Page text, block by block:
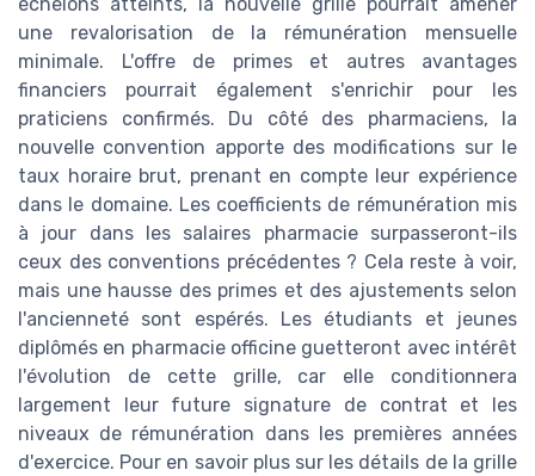
échelons atteints, la nouvelle grille pourrait amener
une revalorisation de la rémunération mensuelle
minimale. L'offre de primes et autres avantages
financiers pourrait également s'enrichir pour les
praticiens confirmés. Du côté des pharmaciens, la
nouvelle convention apporte des modifications sur le
taux horaire brut, prenant en compte leur expérience
dans le domaine. Les coefficients de rémunération mis
à jour dans les salaires pharmacie surpasseront-ils
ceux des conventions précédentes ? Cela reste à voir,
mais une hausse des primes et des ajustements selon
l'ancienneté sont espérés. Les étudiants et jeunes
diplômés en pharmacie officine guetteront avec intérêt
l'évolution de cette grille, car elle conditionnera
largement leur future signature de contrat et les
niveaux de rémunération dans les premières années
d'exercice. Pour en savoir plus sur les détails de la grille